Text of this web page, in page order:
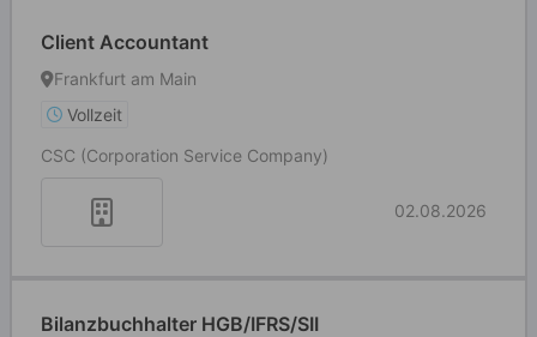
Client Accountant
Frankfurt am Main
Vollzeit
CSC (Corporation Service Company)
02.08.2026
Bilanzbuchhalter HGB/IFRS/SII